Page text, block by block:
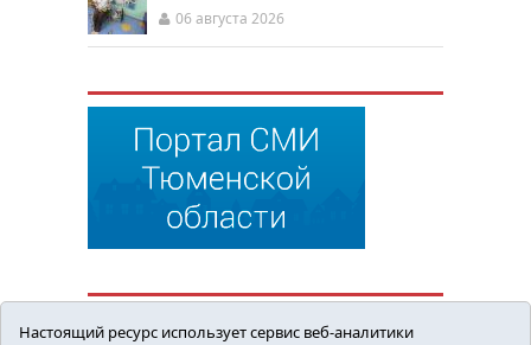
06 августа 2026
Настоящий ресурс использует сервис веб-аналитики